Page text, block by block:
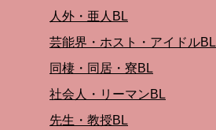
人外・亜人BL
芸能界・ホスト・アイドルBL
同棲・同居・寮BL
社会人・リーマンBL
先生・教授BL